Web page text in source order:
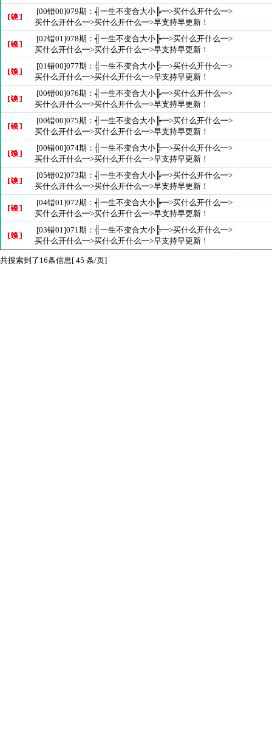
[00错00]079期：╣一生不变合大小╠━>买什么开什么━>
买什么开什么━>买什么开什么━>早支持早更新！
[02错01]078期：╣一生不变合大小╠━>买什么开什么━>
买什么开什么━>买什么开什么━>早支持早更新！
[01错00]077期：╣一生不变合大小╠━>买什么开什么━>
买什么开什么━>买什么开什么━>早支持早更新！
[00错00]076期：╣一生不变合大小╠━>买什么开什么━>
买什么开什么━>买什么开什么━>早支持早更新！
[00错00]075期：╣一生不变合大小╠━>买什么开什么━>
买什么开什么━>买什么开什么━>早支持早更新！
[00错00]074期：╣一生不变合大小╠━>买什么开什么━>
买什么开什么━>买什么开什么━>早支持早更新！
[05错02]073期：╣一生不变合大小╠━>买什么开什么━>
买什么开什么━>买什么开什么━>早支持早更新！
[04错01]072期：╣一生不变合大小╠━>买什么开什么━>
买什么开什么━>买什么开什么━>早支持早更新！
[03错01]071期：╣一生不变合大小╠━>买什么开什么━>
买什么开什么━>买什么开什么━>早支持早更新！
共搜索到了16条信息[ 45 条/页]